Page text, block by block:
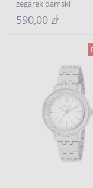
zegarek damski
590,00 zł